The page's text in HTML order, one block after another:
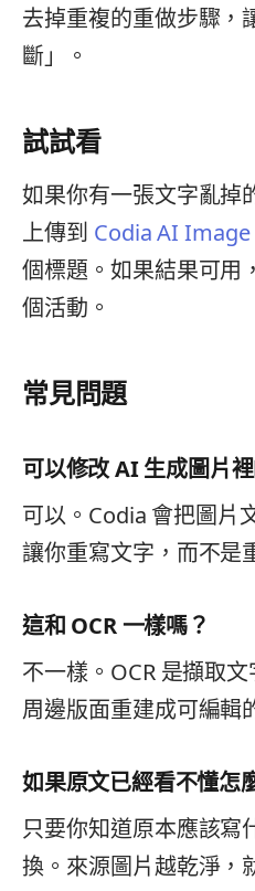
去掉重複的重做步驟，
斷」。
試試看
如果你有一張文字亂掉
上傳到 Codia AI
個標題。如果結果可用
個活動。
常見問題
可以修改 AI 生成圖片
可以。Codia 會把圖片
讓你重寫文字，而不是
這和 OCR 一樣嗎？
不一樣。OCR 是擷取
周邊版面重建成可編輯
如果原文已經看不懂怎
只要你知道原本應該寫
換。來源圖片越乾淨，